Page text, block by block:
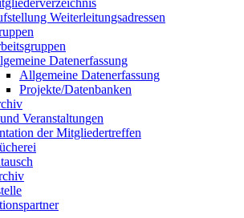
Weiterleitungsadressen
Datenerfassung
Allgemeine Datenerfassung
Projekte/Datenbanken
Veranstaltungen
der Mitgliedertreffen